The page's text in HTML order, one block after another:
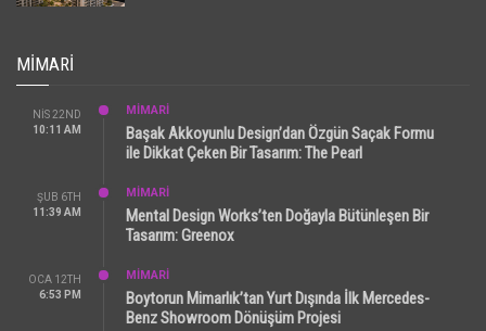
MIMARI
NIS 22ND
10:11 AM
MİMARİ
Başak Akkoyunlu Design’dan Özgün Saçak Formu
ile Dikkat Çeken Bir Tasarım: The Pearl
ŞUB 6TH
11:39 AM
MİMARİ
Mental Design Works’ten Doğayla Bütünleşen Bir
Tasarım: Greenox
OCA 12TH
6:53 PM
MİMARİ
Boytorun Mimarlık’tan Yurt Dışında İlk Mercedes-
Benz Showroom Dönüşüm Projesi